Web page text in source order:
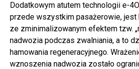
Dodatkowym atutem technologii e-
przede wszystkim pasażerowie, jest
ze zminimalizowanym efektem tzw.
nadwozia podczas zwalniania, a to
hamowania regeneracyjnego.
wznoszenia nadwozia zostało